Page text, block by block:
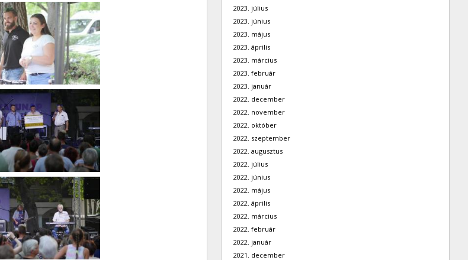
2023. július
2023. június
2023. május
2023. április
2023. március
2023. február
2023. január
2022. december
2022. november
2022. október
2022. szeptember
2022. augusztus
2022. július
2022. június
2022. május
2022. április
2022. március
2022. február
2022. január
2021. december